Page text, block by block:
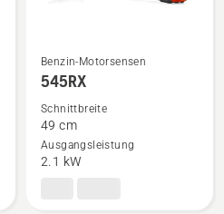
Mehr
Details
zu
545RX
anzeigen
Benzin-Motorsensen
545RX
Schnittbreite
49 cm
Ausgangsleistung
2.1 kW